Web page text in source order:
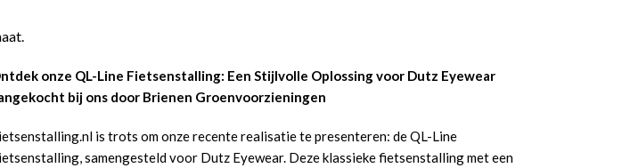
onze QL-Line Fietsenstalling: Een Stijlvolle Oplossing voor Dutz Eyewear
bij ons door Brienen Groenvoorzieningen
is trots om onze recente realisatie te presenteren: de QL-Line
samengesteld voor Dutz Eyewear. Deze klassieke fietsenstalling met een